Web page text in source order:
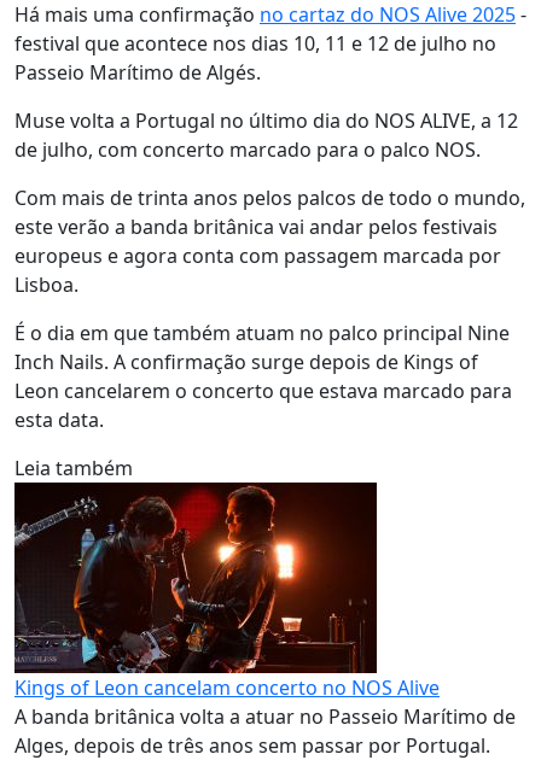
Há mais uma confirmação no cartaz do NOS Alive 2025-
festival que acontece nos dias 10, 11 e 12 de julho no
Passeio Marítimo de Algés.
Muse volta a Portugal no último dia do NOS ALIVE, a 12
de julho, com concerto marcado para o palco NOS.
Com mais de trinta anos pelos palcos de todo o mundo,
este verão a banda britânica vai andar pelos festivais
europeus e agora conta com passagem marcada por
Lisboa.
É o dia em que também atuam no palco principal Nine
Inch Nails. A confirmação surge depois de Kings of
Leon cancelarem o concerto que estava marcado para
esta data.
Leia também
Kings of Leon cancelam concerto no NOS Alive
A banda britânica volta a atuar no Passeio Marítimo de
Alges, depois de três anos sem passar por Portugal.